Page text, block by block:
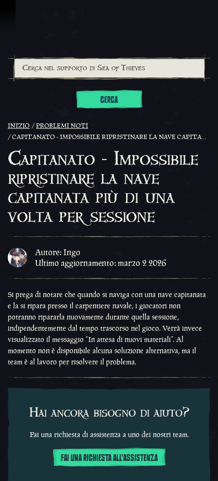
CERCA
INIZIO
PROBLEMI NOTI
CAPITANATO - IMPOSSIBILE RIPRISTINARE LA NAVE CAPITANATA PIÙ DI UNA VOLTA PER SESSIONE
Capitanato - Impossibile
ripristinare la nave
capitanata più di una
volta per sessione
Autore: Ingo
Ultimo aggiornamento: marzo 2 2026
Si prega di notare che quando si naviga con una nave capitanata
e la si ripara presso il carpentiere navale, i giocatori non
potranno ripararla nuovamente durante quella sessione,
indipendentemente dal tempo trascorso nel gioco. Verrà invece
visualizzato il messaggio “In attesa di nuovi materiali”. Al
momento non è disponibile alcuna soluzione alternativa, ma il
team è al lavoro per risolvere il problema.
Hai ancora bisogno di aiuto?
Fai una richiesta di assistenza a uno dei nostri team.
FAI UNA RICHIESTA ALL'ASSISTENZA